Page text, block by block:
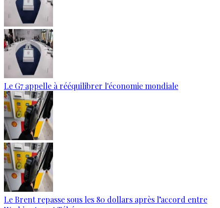
Le G7 appelle à rééquilibrer l'économie mondiale
Le Brent repasse sous les 80 dollars après l’accord entre